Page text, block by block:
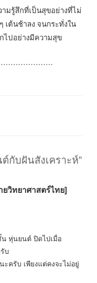
มรู้สึกที่เป็นสุขอย่างที่ไม่
เต้นช้าลง จนกระทั่งใน
ไปอย่างมีความสุข
กับฝันสังเคราะห์”
วิทยาศาสตร์ไทย]
น หุ่นยนต์ ปิดไปเมื่อ
บ
ะครับ เพียงแต่คงจะไม่อยู่